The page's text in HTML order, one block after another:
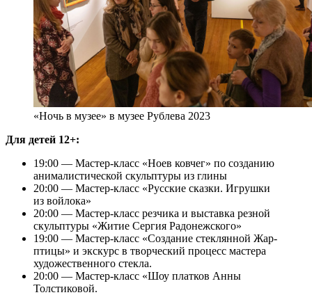
«Ночь в музее» в музее Рублева 2023
Для детей 12+:
19:00 — Мастер-класс «Ноев ковчег» по созданию
анималистической скульптуры из глины
20:00 — Мастер-класс «Русские сказки. Игрушки
из войлока»
20:00 — Мастер-класс резчика и выставка резной
скульптуры «Житие Сергия Радонежского»
19:00 — Мастер-класс «Создание стеклянной Жар-
птицы» и экскурс в творческий процесс мастера
художественного стекла.
20:00 — Мастер-класс «Шоу платков Анны
Толстиковой.